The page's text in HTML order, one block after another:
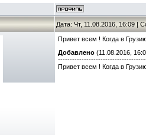
Дата: Чт, 11.08.2016, 16:09 |
Привет всем ! Когда в
Добавлено (11.08.2016,
Привет всем ! Когда в